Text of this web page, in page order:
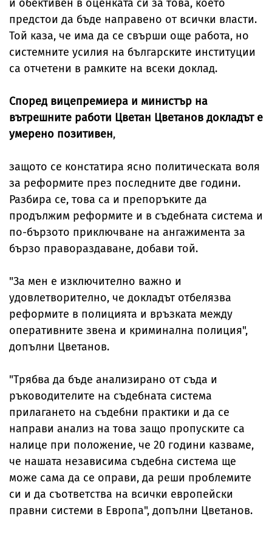
и обективен в оценката си за това, което
предстои да бъде направено от всички власти.
Той каза, че има да се свърши още работа, но
системните усилия на българските институции
са отчетени в рамките на всеки доклад.
Според вицепремиера и министър на
вътрешните работи Цветан Цветанов докладът е
умерено позитивен,
защото се констатира ясно политическата воля
за реформите през последните две години.
Разбира се, това са и препоръките да
продължим реформите и в съдебната система и
по-бързото приключване на ангажимента за
бързо правораздаване, добави той.
"За мен е изключително важно и
удовлетворително, че докладът отбелязва
реформите в полицията и връзката между
оперативните звена и криминална полиция",
допълни Цветанов.
"Трябва да бъде анализирано от съда и
ръководителите на съдебната система
прилагането на съдебни практики и да се
направи анализ на това защо пропуските са
налице при положение, че 20 години казваме,
че нашата независима съдебна система ще
може сама да се оправи, да реши проблемите
си и да съответства на всички европейски
правни системи в Европа", допълни Цветанов.